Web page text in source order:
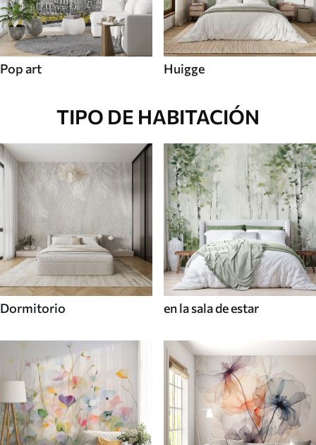
Pop art Huigge
TIPO DE HABITACIÓN
Dormitorio en la sala de estar